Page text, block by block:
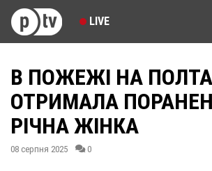
LIVE
В ПОЖЕЖІ НА
ОТРИМАЛА
РІЧНА ЖІНКА
08 серпня 2025 0